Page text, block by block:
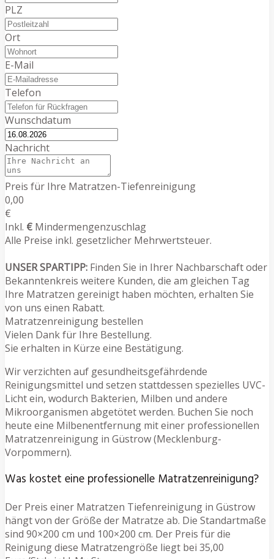
PLZ
Ort
E-Mail
Telefon
Wunschdatum
Nachricht
Preis für Ihre Matratzen-Tiefenreinigung
0,00
€
Inkl. € Mindermengenzuschlag
Alle Preise inkl. gesetzlicher Mehrwertsteuer.
UNSER SPARTIPP: Finden Sie in Ihrer Nachbarschaft oder
Bekanntenkreis weitere Kunden, die am gleichen Tag
Ihre Matratzen gereinigt haben möchten, erhalten Sie
von uns einen Rabatt.
Matratzenreinigung bestellen
Vielen Dank für Ihre Bestellung.
Sie erhalten in Kürze eine Bestätigung.
Wir verzichten auf gesundheitsgefährdende
Reinigungsmittel und setzen stattdessen spezielles UVC-
Licht ein, wodurch Bakterien, Milben und andere
Mikroorganismen abgetötet werden. Buchen Sie noch
heute eine Milbenentfernung mit einer professionellen
Matratzenreinigung in Güstrow (Mecklenburg-
Vorpommern).
Was kostet eine professionelle Matratzenreinigung?
Der Preis einer Matratzen Tiefenreinigung in Güstrow
hängt von der Größe der Matratze ab. Die Standartmaße
sind 90×200 cm und 100×200 cm. Der Preis für die
Reinigung diese Matratzengröße liegt bei 35,00